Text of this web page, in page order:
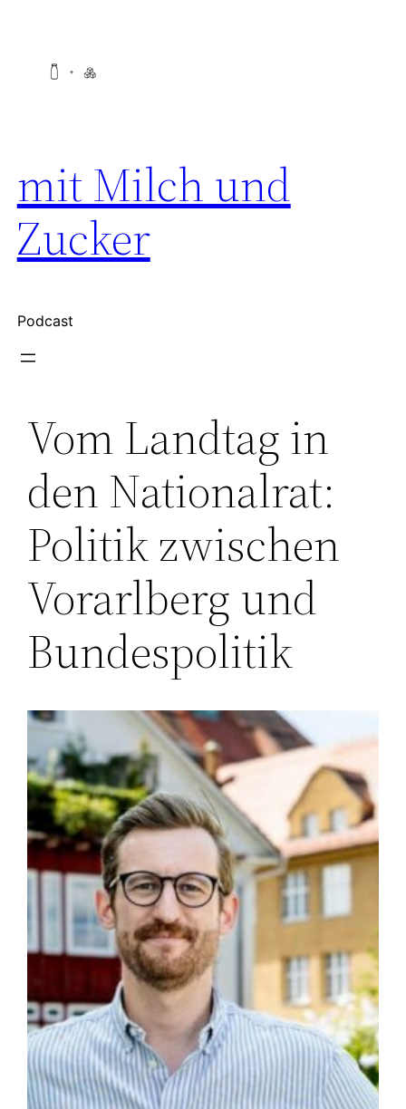
springen
mit Milch und
Zucker
Podcast
Vom Landtag in
den Nationalrat:
Politik zwischen
Vorarlberg und
Bundespolitik